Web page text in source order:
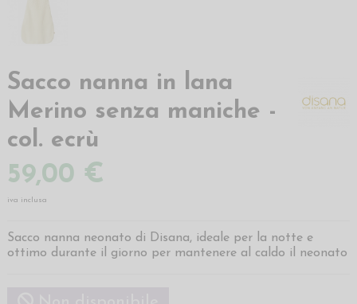
Sacco nanna in lana
Merino senza maniche -
col. ecrù
59,00 €
iva inclusa
Sacco nanna neonato di Disana, ideale per la notte e
ottimo durante il giorno per mantenere al caldo il neonato